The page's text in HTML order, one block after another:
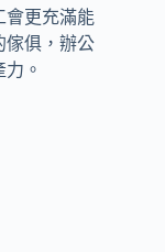
會更充滿能
傢俱，辦公
。